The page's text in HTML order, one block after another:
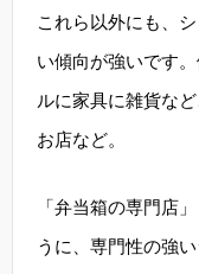
これら以外にも、
い傾向が強いです
ルに家具に雑貨な
お店など。
「弁当箱の専門店
うに、専門性の強